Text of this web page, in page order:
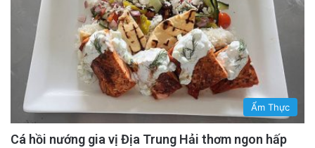
Ẩm Thực
Cá hồi nướng gia vị Địa Trung Hải thơm ngon hấp